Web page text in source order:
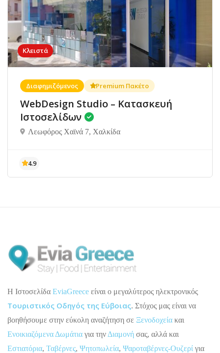
Κλειστά
Διαφημιζόμενος Premium Πακέτο
WebDesign Studio – Κατασκευή
Ιστοσελίδων
Λεωφόρος Χαϊνά 7, Χαλκίδα
H Ιστοσελίδα EviaGreece είναι ο μεγαλύτερος ηλεκτρονικός
Τουριστικός Οδηγός της Εύβοιας. Στόχος μας είναι να
βοηθήσουμε στην εύκολη αναζήτηση σε Ξενοδοχεία και
Ενοικιαζόμενα Δωμάτια για την Διαμονή σας, αλλά και
Εστιατόρια, Ταβέρνες, Ψητοπωλεία, Ψαροταβέρνες-Ουζερί για